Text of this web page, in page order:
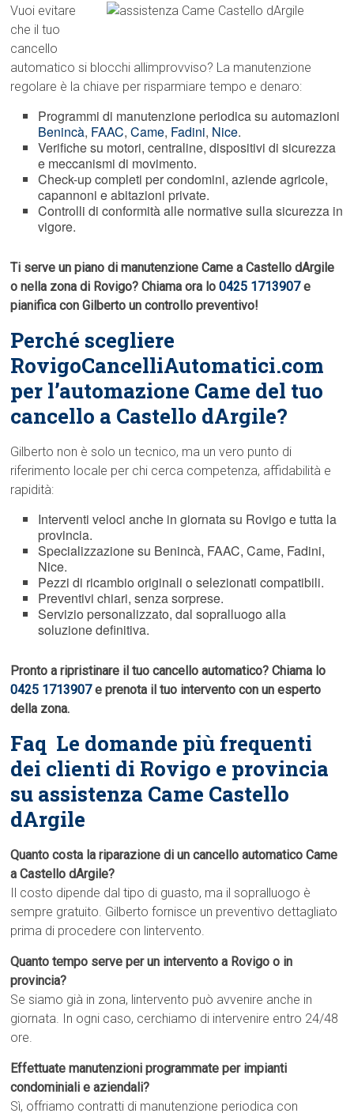
Vuoi evitare
che il tuo
cancello
automatico si blocchi allimprovviso? La manutenzione
regolare è la chiave per risparmiare tempo e denaro:
Programmi di manutenzione periodica su automazioni
Benincà, FAAC,Came, Fadini, Nice.
Verifiche su motori, centraline, dispositivi di sicurezza
e meccanismi di movimento.
Check-up completi per condomini, aziende agricole,
capannoni e abitazioni private.
Controlli di conformità alle normative sulla sicurezza in
vigore.
Ti serve un piano di manutenzione Came a Castello dArgile
o nella zona di Rovigo? Chiama ora lo0425 1713907e
pianifica con Gilberto un controllo preventivo!
Perché scegliere
RovigoCancelliAutomatici.com
per l’automazione Came del tuo
cancello a Castello dArgile?
Gilberto non è solo un tecnico, ma un vero punto di
riferimento locale per chi cerca competenza, affidabilità e
rapidità:
Interventi veloci anche in giornata su Rovigo e tutta la
provincia.
Specializzazione su Benincà, FAAC, Came, Fadini,
Nice.
Pezzi di ricambio originali o selezionati compatibili.
Preventivi chiari, senza sorprese.
Servizio personalizzato, dal sopralluogo alla
soluzione definitiva.
Pronto a ripristinare il tuo cancello automatico? Chiama lo
0425 1713907e prenota il tuo intervento con un esperto
della zona.
Faq  Le domande più frequenti
dei clienti di Rovigo e provincia
su assistenza Came Castello
dArgile
Quanto costa la riparazione di un cancello automatico Came
a Castello dArgile?
Il costo dipende dal tipo di guasto, ma il sopralluogo è
sempre gratuito. Gilberto fornisce un preventivo dettagliato
prima di procedere con lintervento.
Quanto tempo serve per un intervento a Rovigo o in
provincia?
Se siamo già in zona, lintervento può avvenire anche in
giornata. In ogni caso, cerchiamo di intervenire entro 24/48
ore.
Effettuate manutenzioni programmate per impianti
condominiali e aziendali?
Sì, offriamo contratti di manutenzione periodica con